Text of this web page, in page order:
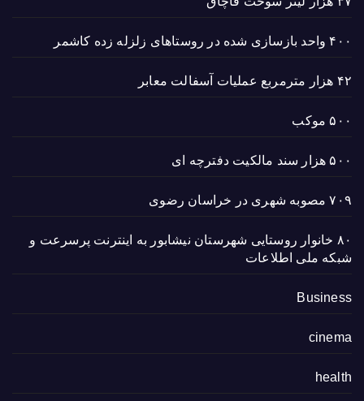
۴۰۰ واحد بازسازی شده در روستاهای زلزله زده کاشمر
۴۲ هزار مترمربع عملیات آسفالت معابر
۵۰۰ موکب
۵۰۰ هزار سند مالکیت دفترچه ای
۷۰۹ مصوبه شهری در خراسان رضوی
۸۰ خانوار روستایی شهرستان نیشابور به اینترنت پرسرعت و
شبکه ملی اطلاعات
Business
cinema
health